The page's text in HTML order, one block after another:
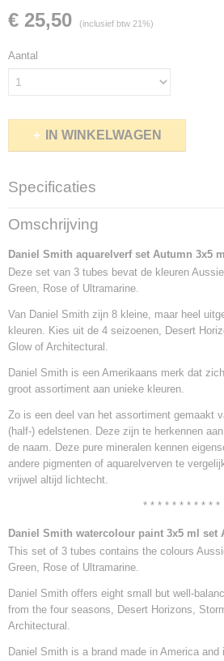
€ 25,50 (inclusief btw 21%)
Aantal
IN WINKELWAGEN
Specificaties
Netto gewicht
0,20 Kg
Bruto gewicht
0,20 Kg
Omschrijving
Daniel Smith aquarelverf set Autumn 3x5 ml
Deze set van 3 tubes bevat de kleuren
Green, Rose of Ultramarine.
Van Daniel Smith zijn 8 kleine, maar heel
kleuren. Kies uit de 4 seizoenen, Desert
Glow of Architectural.
Daniel Smith is een Amerikaans merk dat
groot assortiment aan unieke kleuren.
Zo is een deel van het assortiment gemaakt
(half-) edelstenen. Deze zijn te herkennen
de naam. Deze pure mineralen kennen
andere pigmenten of aquarelverven te
vrijwel altijd lichtecht.
* * * * * * * * * * *
Daniel Smith watercolour paint 3x5 ml set
This set of 3 tubes contains the colours
Green, Rose of Ultramarine.
Daniel Smith offers eight small but well-
from the four seasons, Desert Horizons,
Architectural.
Daniel Smith is a brand made in America